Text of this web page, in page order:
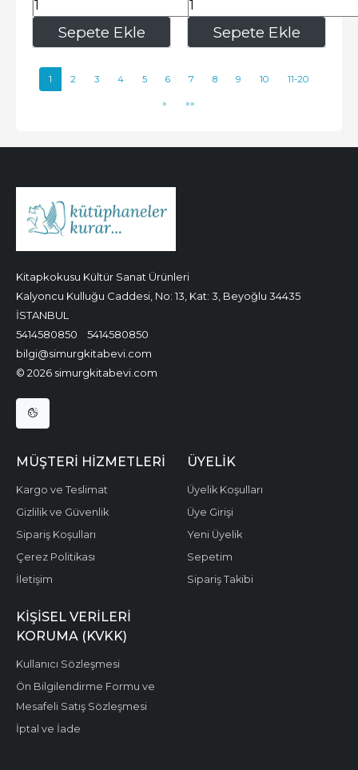
Sepete Ekle
562,50 Sepete Ekle
562,50
1 2 3 4 5 6 7 8 9 10 11-20
» »»
Kitapkokusu Kültür Sanat Ürünleri
Kalyoncu Kulluğu Caddesi, No: 13, Kat: 3, Beyoğlu 34435
İSTANBUL
5414580850
5414580850
bilgi@simurgkitabevi.com
© 2026 simurgkitabevi.com
MÜŞTERI HIZMETLERI
Kargo ve Teslimat
Gizlilik ve Güvenlik
Sipariş Koşulları
Çerez Politikası
İletişim
ÜYELIK
Üyelik Koşulları
Üye Girişi
Yeni Üyelik
Sepetim
Sipariş Takibi
KIŞISEL VERILERI
KORUMA (KVKK)
Kullanıcı Sözleşmesi
Ön Bilgilendirme Formu ve
Mesafeli Satış Sözleşmesi
İptal ve İade